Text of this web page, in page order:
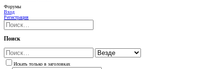
Форумы
Вход
Регистрация
Поиск
Искать только в заголовках